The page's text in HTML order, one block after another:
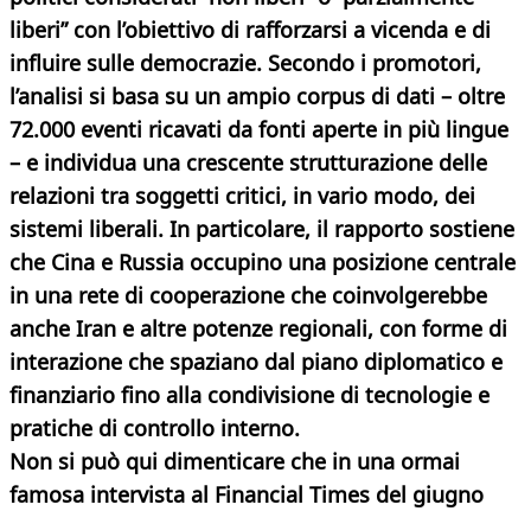
liberi” con l’obiettivo di rafforzarsi a vicenda e di
influire sulle democrazie. Secondo i promotori,
l’analisi si basa su un ampio corpus di dati – oltre
72.000 eventi ricavati da fonti aperte in più lingue
– e individua una crescente strutturazione delle
relazioni tra soggetti critici, in vario modo, dei
sistemi liberali. In particolare, il rapporto sostiene
che Cina e Russia occupino una posizione centrale
in una rete di cooperazione che coinvolgerebbe
anche Iran e altre potenze regionali, con forme di
interazione che spaziano dal piano diplomatico e
finanziario fino alla condivisione di tecnologie e
pratiche di controllo interno.
Non si può qui dimenticare che in una ormai
famosa intervista al Financial Times del giugno